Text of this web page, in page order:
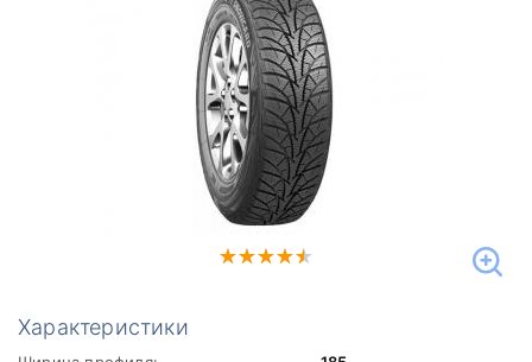
Характеристики